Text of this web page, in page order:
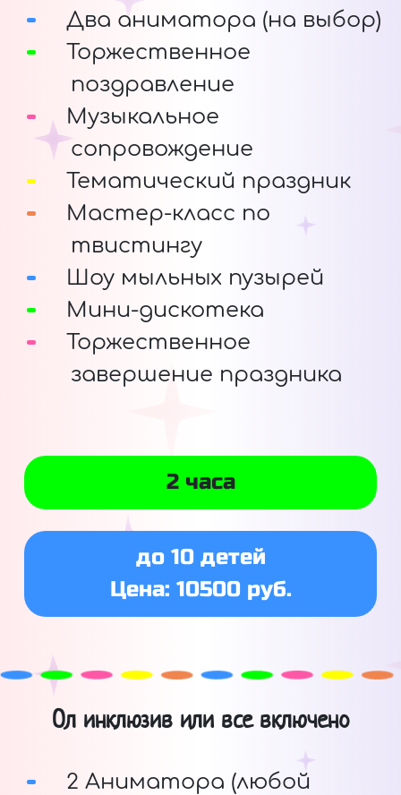
Два аниматора (на выбор)
Торжественное
поздравление
Музыкальное
сопровождение
Тематический праздник
Мастер-класс по
твистингу
Шоу мыльных пузырей
Мини-дискотека
Торжественное
завершение праздника
2 часа
до 10 детей
Цена: 10500 руб.
Ол инклюзив или все включено
2 Аниматора (любой